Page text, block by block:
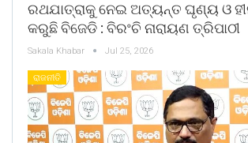
ରଥଯାତ୍ରାକୁ ନେଇ ଅତ୍ୟନ୍ତ ଘୃଣ୍ୟ ଓ
କରୁଛି ବିଜେଡି : ବିରଂଚି ନାରାୟଣ ତ୍ରିପାଠୀ
Sakala Khabar Jul 25, 2026
ରାଜନୀତି